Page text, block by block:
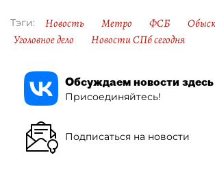
Тэги: Новость Метро ФСБ
Обыск
Уголовное дело
Новости СПб сегодня
Обсуждаем новости здесь
Присоединяйтесь!
Подписаться на новости